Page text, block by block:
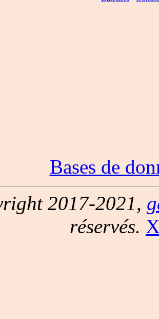
Bases de
2017-2021,
réservés.